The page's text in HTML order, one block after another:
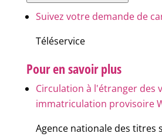
Suivez votre demande de
Téléservice
Pour en savoir plus
Circulation à l'étranger des
immatriculation provisoire
Agence nationale des titres